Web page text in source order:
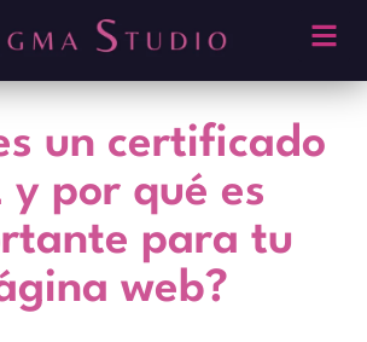
un certificado
y por qué es
para tu
web?